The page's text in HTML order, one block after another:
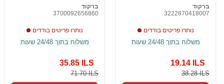
ברקוד
3700092656860
נותרו פריטים בודדים
משלוח בתוך 24/48 שעות
35.85 ILS
71.70 ILS
ברקוד
3222870418007
נותרו פריטים בודדים
משלוח בתוך 24/48 שעות
19.14 ILS
38.28 ILS